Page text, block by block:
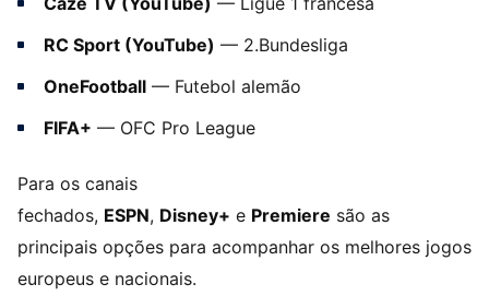
RC Sport (YouTube) — 2.Bundesliga
OneFootball — Futebol alemão
FIFA+ — OFC Pro League
Para os canais
fechados, ESPN, Disney+ e Premiere são as
principais opções para acompanhar os melhores jogos
europeus e nacionais.